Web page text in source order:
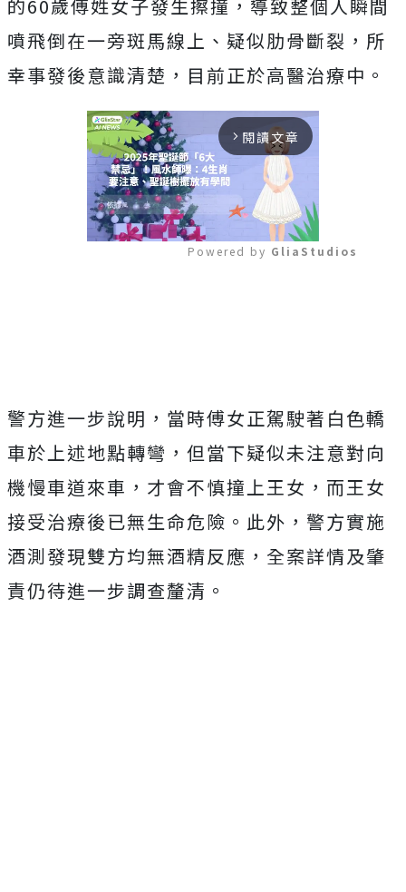
的60歲傅姓女子發生擦撞，導致整個人瞬間
噴飛倒在一旁斑馬線上、疑似肋骨斷裂，所
幸事發後意識清楚，目前正於高醫治療中。
arrow_forward_ios 閱讀文章
Powered by GliaStudios
警方進一步說明，當時傅女正駕駛著白色轎
車於上述地點轉彎，但當下疑似未注意對向
機慢車道來車，才會不慎撞上王女，而王女
接受治療後已無生命危險。此外，警方實施
酒測發現雙方均無酒精反應，全案詳情及肇
責仍待進一步調查釐清。